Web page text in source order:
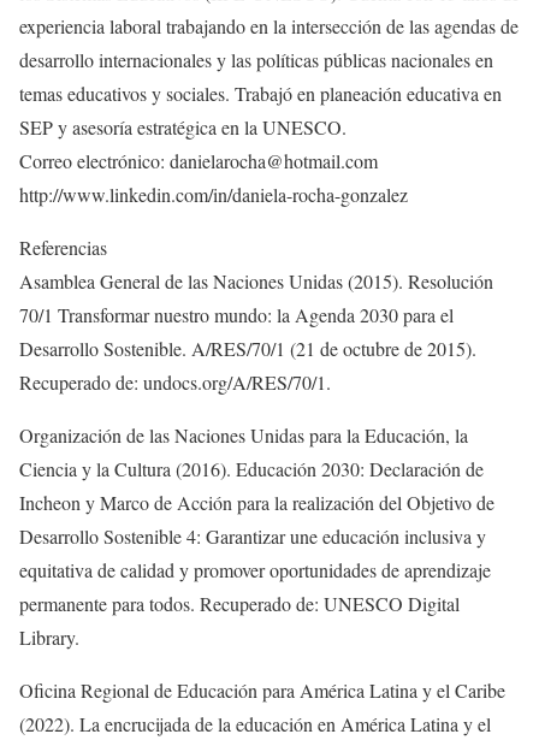
experiencia laboral trabajando en la intersección de las agendas de
desarrollo internacionales y las políticas públicas nacionales en
temas educativos y sociales. Trabajó en planeación educativa en
SEP y asesoría estratégica en la UNESCO.
Correo electrónico: danielarocha@hotmail.com
http://www.linkedin.com/in/daniela-rocha-gonzalez
Referencias
Asamblea General de las Naciones Unidas (2015). Resolución
70/1 Transformar nuestro mundo: la Agenda 2030 para el
Desarrollo Sostenible. A/RES/70/1 (21 de octubre de 2015).
Recuperado de: undocs.org/A/RES/70/1.
Organización de las Naciones Unidas para la Educación, la
Ciencia y la Cultura (2016). Educación 2030: Declaración de
Incheon y Marco de Acción para la realización del Objetivo de
Desarrollo Sostenible 4: Garantizar une educación inclusiva y
equitativa de calidad y promover oportunidades de aprendizaje
permanente para todos. Recuperado de: UNESCO Digital
Library.
Oficina Regional de Educación para América Latina y el Caribe
(2022). La encrucijada de la educación en América Latina y el